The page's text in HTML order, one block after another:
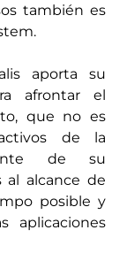
también es
aporta su
afrontar el
que no es
de la
de su
al alcance de
posible y
aplicaciones